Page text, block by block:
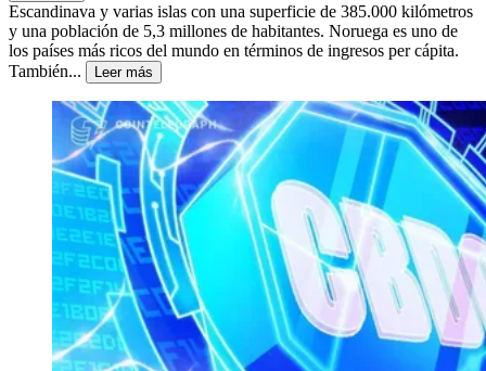
Escandinava y varias islas con una superficie de 385.000 kilómetros
y una población de 5,3 millones de habitantes. Noruega es uno de
los países más ricos del mundo en términos de ingresos per cápita.
También...
Leer más